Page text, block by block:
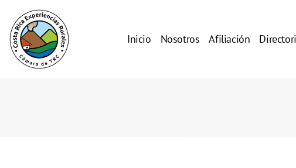
Inicio Nosotros Afiliación